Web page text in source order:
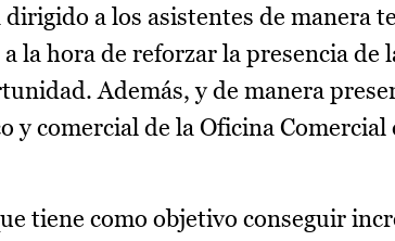
a los asistentes de manera
la hora de reforzar la presencia de
Además, y de manera
y comercial de la Oficina Comercial
tiene como objetivo conseguir